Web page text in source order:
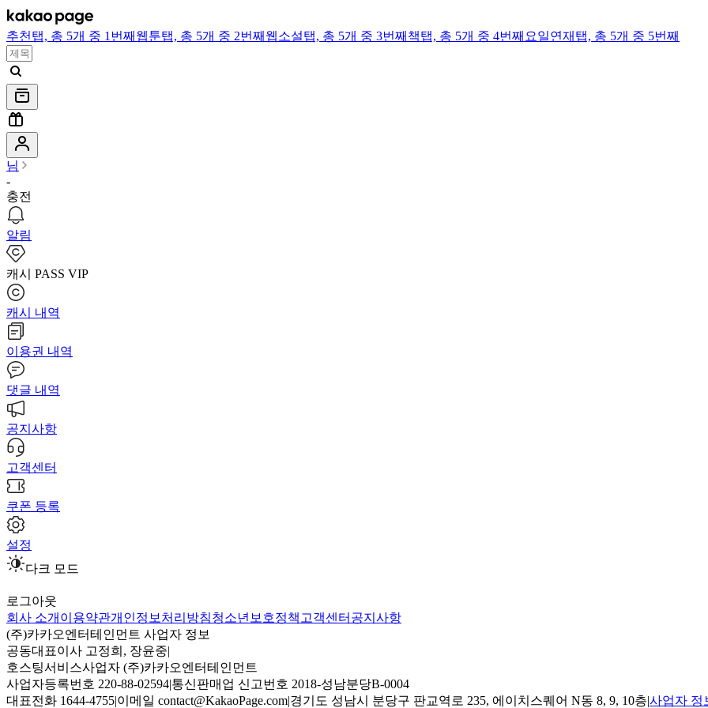
추천 탭, 총 5개 중 1번째 웹툰탭, 총 5개 중 2번째 웹소설탭, 총 5개 중 3번째 책탭, 총 5개 중 4번째 요일연재 탭, 총 5개 중 5번째
님
-
충전
알림
캐시 PASS VIP
캐시 내역
이용권 내역
댓글 내역
공지사항
고객센터
쿠폰 등록
설정
다크 모드
로그아웃
회사 소개 이용약관개인정보처리방침청소년보호정책 고객센터 공지사항
(주)카카오엔터테인먼트 사업자 정보
공동대표이사 고정희, 장윤중|
호스팅서비스사업자 (주)카카오엔터테인먼트
사업자등록번호 220-88-02594|통신판매업 신고번호 2018-성남분당B-0004
대표전화 1644-4755|이메일 contact@KakaoPage.com|경기도 성남시 분당구 판교역로 235, 에이치스퀘어 N동 8, 9, 10층|사업자 정